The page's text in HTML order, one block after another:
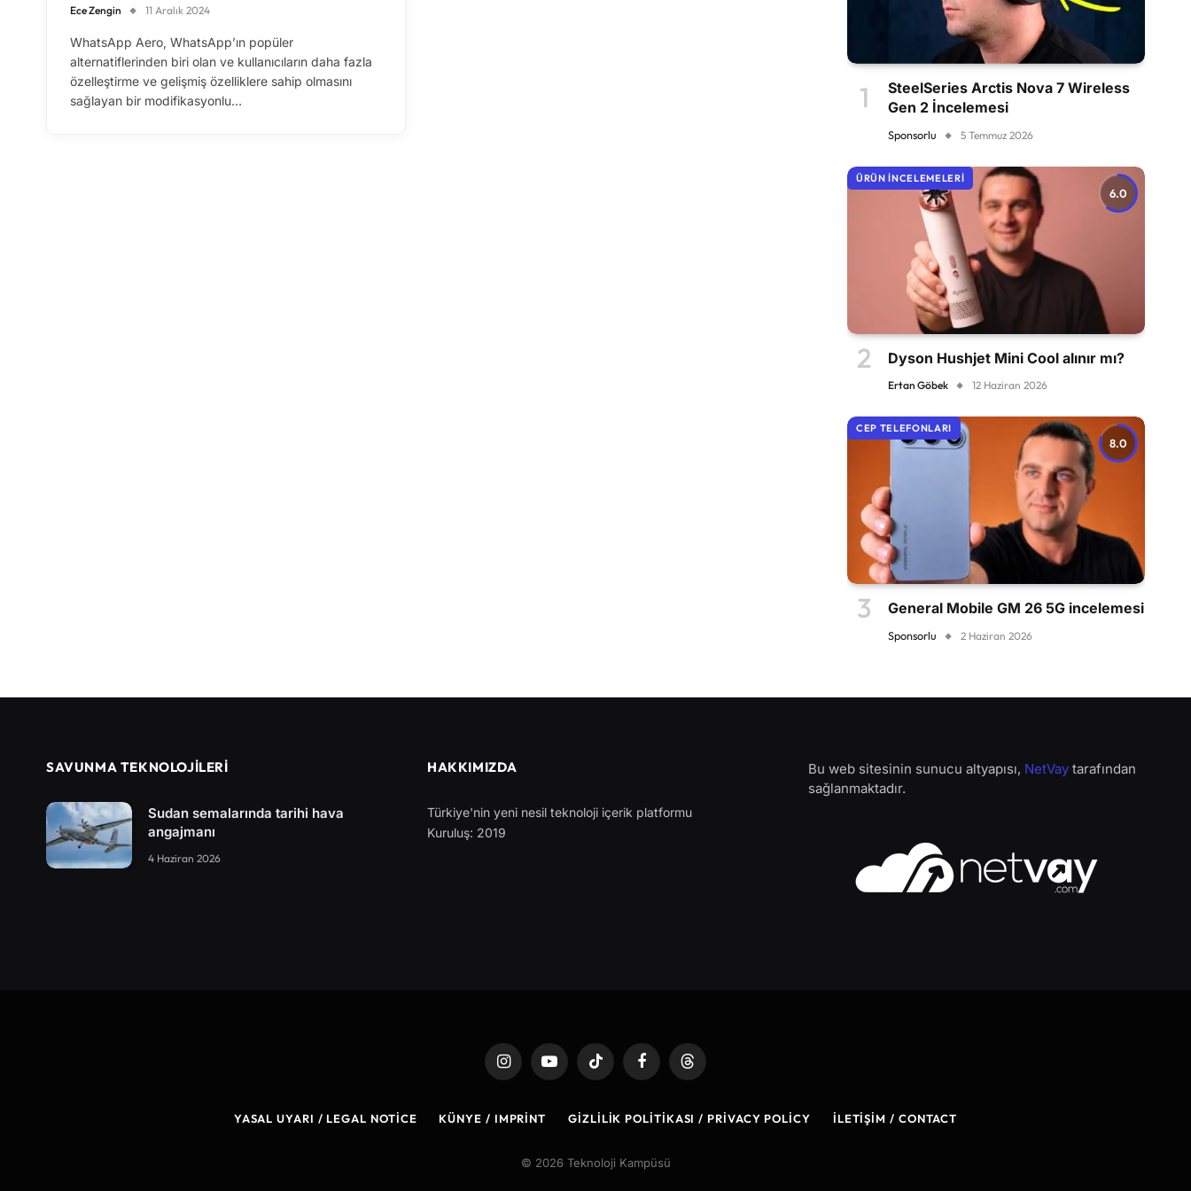
Ece Zengin 11 Aralık 2024
WhatsApp Aero, WhatsApp’ın popüler
alternatiflerinden biri olan ve kullanıcıların daha fazla
özelleştirme ve gelişmiş özelliklere sahip olmasını
sağlayan bir modifikasyonlu…
SteelSeries Arctis Nova 7 Wireless
Gen 2 İncelemesi
Sponsorlu 5 Temmuz 2026
6.0
ÜRÜN İNCELEMELERI
Dyson Hushjet Mini Cool alınır mı?
Ertan Göbek 12 Haziran 2026
8.0
CEP TELEFONLARI
General Mobile GM 26 5G incelemesi
Sponsorlu 2 Haziran 2026
SAVUNMA TEKNOLOJİLERİ
Sudan semalarında tarihi hava
angajmanı
4 Haziran 2026
HAKKIMIZDA
Türkiye'nin yeni nesil teknoloji içerik platformu
Kuruluş: 2019
Bu web sitesinin sunucu altyapısı, NetVay tarafından
sağlanmaktadır.
InstagramYouTubeTikTok FacebookThreads
YASAL UYARI / LEGAL NOTICE KÜNYE / IMPRINT GIZLILIK POLITIKASI / PRIVACY POLICY İLETIŞIM / CONTACT
© 2026 Teknoloji Kampüsü